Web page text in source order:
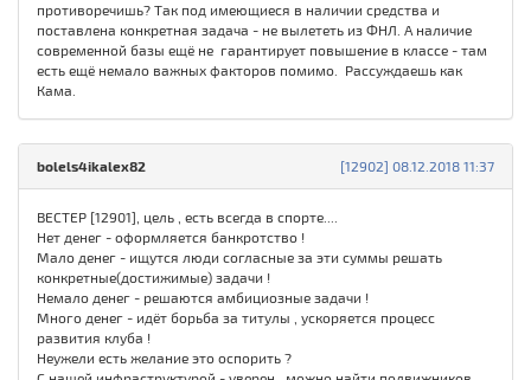
противоречишь? Так под имеющиеся в наличии средства и
поставлена конкретная задача - не вылететь из ФНЛ. А наличие
современной базы ещё не гарантирует повышение в классе - там
есть ещё немало важных факторов помимо. Рассуждаешь как
Кама.
[12902] 08.12.2018 11:37
bolels4ikalex82
ВEСТЕР [12901], цель , есть всегда в спорте....
Нет денег - оформляется банкротство !
Мало денег - ищутся люди согласные за эти суммы решать
конкретные(достижимые) задачи !
Немало денег - решаются амбициозные задачи !
Много денег - идёт борьба за титулы , ускоряется процесс
развития клуба !
Неужели есть желание это оспорить ?